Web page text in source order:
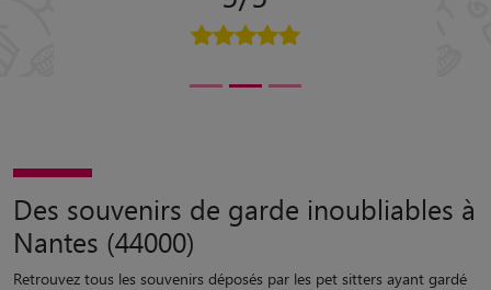
Des souvenirs de garde inoubliables à
Nantes (44000)
Retrouvez tous les souvenirs déposés par les pet sitters ayant gardé